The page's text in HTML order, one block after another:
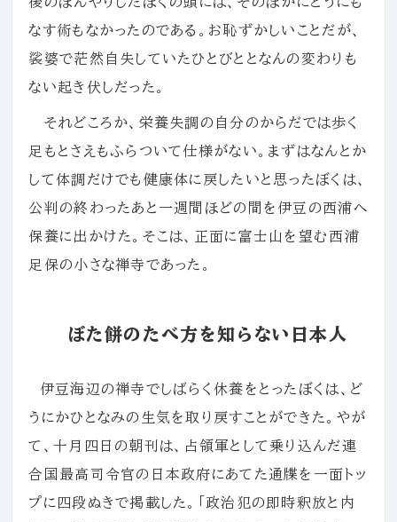
なす術もなかったのである。お恥ずかしいことだが、
裟婆で茫然自失していたひとびととなんの変わりも
ない起き伏しだった。
それどころか、栄養失調の自分のからだでは歩く
足もとさえもふらついて仕様がない。まずはなんとか
して体調だけでも健康体に戻したいと思ったぼくは、
公判の終わったあと一週間ほどの間を伊豆の西浦へ
保養に出かけた。そこは、正面に富士山を望む西浦
足保の小さな禅寺であった。
ぼた餅のたべ方を知らない日本人
伊豆海辺の禅寺でしばらく休養をとったぼくは、ど
うにかひとなみの生気を取り戻すことができた。やが
て、十月四日の朝刊は、占領軍として乗り込んだ連
合国最高司令官の日本政府にあてた通牒を一面トッ
プに四段ぬきで掲載した。「政治犯の即時釈放と内